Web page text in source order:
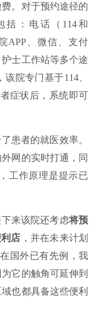
。对于预约途径的
括：电话（114和
APP、微信、支付
士工作站等多个途
院专门基于114、
症状后，系统即可
患者的就医效率。
网的实时打通，同
工作原理是提示已
来该院还考虑将预
店 ，并在未来计划
国外已有先例，我
它的触角可延伸到
也都具备这些便利